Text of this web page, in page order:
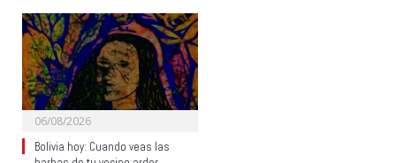
06/08/2026
Bolivia hoy: Cuando veas las